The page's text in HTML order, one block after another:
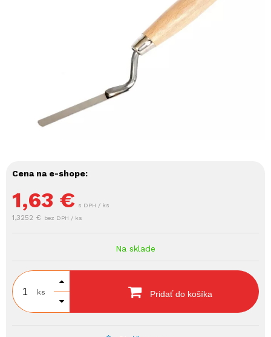
Cena na e-shope:
1,63 € s DPH / ks
1,3252 € bez DPH / ks
Na sklade
ks Pridať do košíka